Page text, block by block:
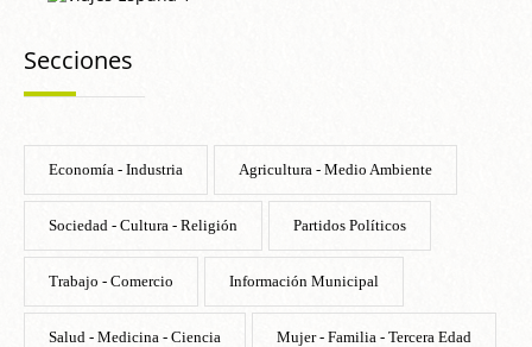
Secciones
Economía - Industria Agricultura - Medio Ambiente
Sociedad - Cultura - Religión Partidos Políticos
Trabajo - Comercio Información Municipal
Salud - Medicina - Ciencia Mujer - Familia - Tercera Edad